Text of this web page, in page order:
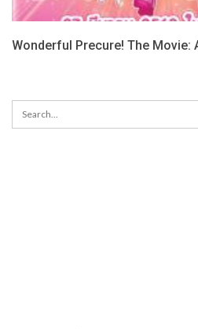
Wonderful Precure! The Movie: